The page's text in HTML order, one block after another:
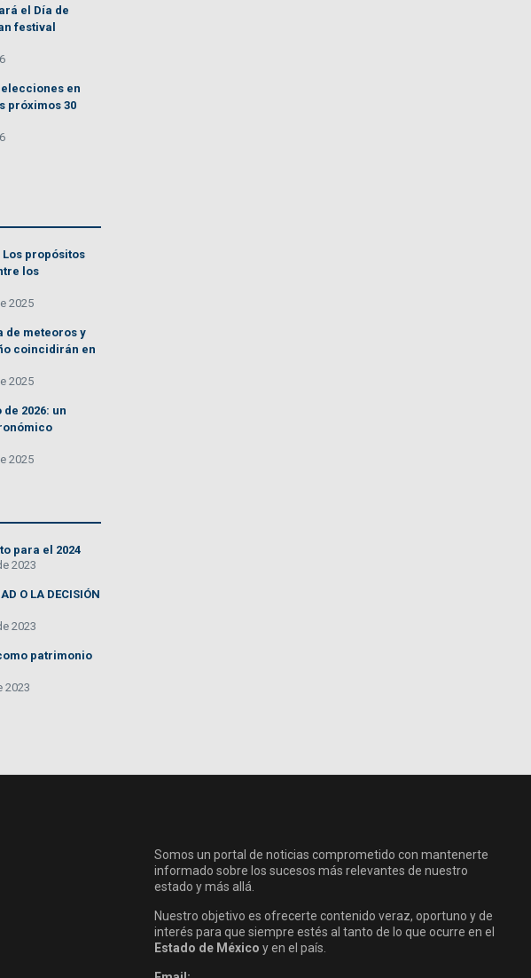
el Día de
festival
en
próximos 30
Los propósitos
los
2025
de meteoros y
coincidirán en
2025
2026: un
2025
para el 2024
2023
O LA DECISIÓN
2023
patrimonio
2023
Somos un portal de noticias comprometido con mantenerte
informado sobre los sucesos más relevantes de nuestro
estado y más allá.
Nuestro objetivo es ofrecerte contenido veraz, oportuno y de
interés para que siempre estés al tanto de lo que ocurre en el
Estado de México y en el país.